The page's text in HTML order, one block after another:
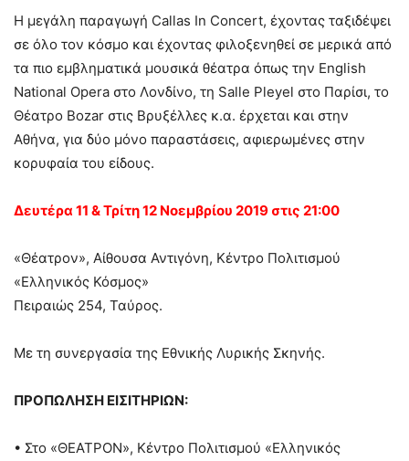
Η μεγάλη παραγωγή Callas In Concert, έχοντας ταξιδέψει
σε όλο τον κόσμο και έχοντας φιλοξενηθεί σε μερικά από
τα πιο εμβληματικά μουσικά θέατρα όπως την English
National Opera στο Λονδίνο, τη Salle Pleyel στο Παρίσι, το
Θέατρο Bozar στις Βρυξέλλες κ.α. έρχεται και στην
Αθήνα, για δύο μόνο παραστάσεις, αφιερωμένες στην
κορυφαία του είδους.
Δευτέρα 11 & Τρίτη 12 Νοεμβρίου 2019 στις 21:00
«Θέατρον», Αίθουσα Αντιγόνη, Κέντρο Πολιτισμού
«Ελληνικός Κόσμος»
Πειραιώς 254, Ταύρος.
Με τη συνεργασία της Εθνικής Λυρικής Σκηνής.
ΠΡΟΠΩΛΗΣΗ ΕΙΣΙΤΗΡΙΩΝ:
• Στο «ΘΕΑΤΡΟΝ», Κέντρο Πολιτισμού «Ελληνικός